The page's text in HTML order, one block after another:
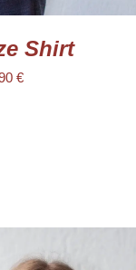
Shirt
€